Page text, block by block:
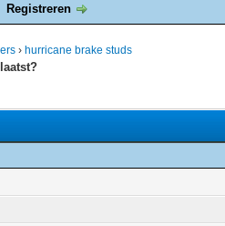
Registreren
› hurricane brake studs